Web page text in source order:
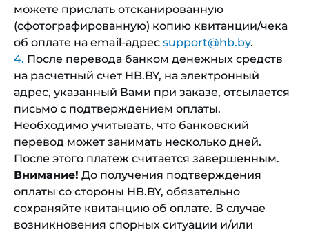
можете прислать отсканированную
(сфотографированную) копию квитанции/чека
об оплате на email-адрес support@hb.by.
После перевода банком денежных средств
на расчетный счет HB.BY, на электронный
адрес, указанный Вами при заказе, отсылается
письмо с подтверждением оплаты.
Необходимо учитывать, что банковский
перевод может занимать несколько дней.
После этого платеж считается завершенным.
Внимание! До получения подтверждения
оплаты со стороны HB.BY, обязательно
сохраняйте квитанцию об оплате. В случае
возникновения спорных ситуации и/или